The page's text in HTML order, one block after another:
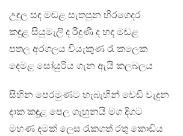
උඳුල සඳ මඬළ සැතපුන හිරගෙදර
කඳුළ සියුමැලි ද රිදුණි ද හද මඬළ
පතල අරගලය වියැකුණ රෑ කලෙක
දෙමළ සෝයුරිය ගැන ඇයි කලබලය
සිහින පෙරමුණට හැබැහින් වෙඩි වැදුන
දාක කඳුළ පෙල ගැහුනයි මග දිගට
මහණ දමක් ලෙස රැකගත් රතු කොඩිය